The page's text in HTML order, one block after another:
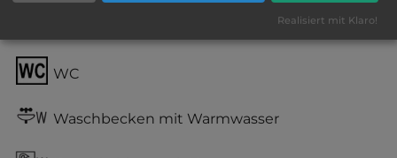
WC
Waschbecken mit Warmwasser
Realisiert mit Klaro!